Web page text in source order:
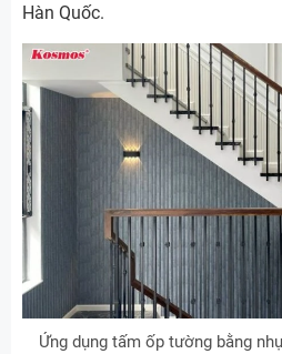
Hàn Quốc.
Ứng dụng tấm ốp tường bằng